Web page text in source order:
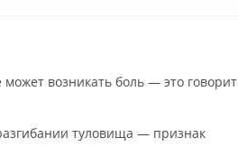
возникать боль — это говорит
туловища — признак